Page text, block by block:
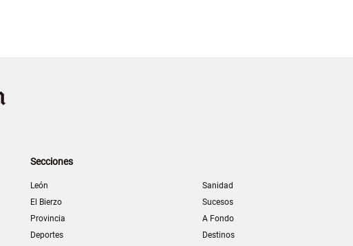
Secciones
León
El Bierzo
Provincia
Deportes
Sanidad
Sucesos
A Fondo
Destinos